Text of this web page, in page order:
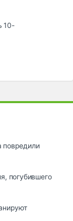
10-
повредили
погубившего